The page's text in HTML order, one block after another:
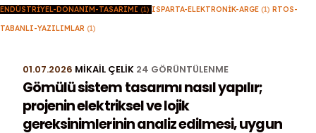
ENDÜSTRIYEL-DONANIM-TASARIMI (1) ISPARTA-ELEKTRONIK-ARGE (1) RTOS-
TABANLI-YAZILIMLAR (1)
01.07.2026 MIKAIL ÇELIK 24 GÖRÜNTÜLENME
Gömülü sistem tasarımı nasıl yapılır;
projenin elektriksel ve lojik
gereksinimlerinin analiz edilmesi, uygun